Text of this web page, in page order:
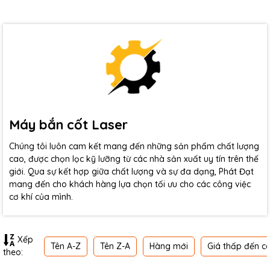
Máy bắn cốt Laser
Chúng tôi luôn cam kết mang đến những sản phẩm chất lượng
cao, được chọn lọc kỹ lưỡng từ các nhà sản xuất uy tín trên thế
giới. Qua sự kết hợp giữa chất lượng và sự đa dạng, Phát Đạt
mang đến cho khách hàng lựa chọn tối ưu cho các công việc
cơ khí của mình.
Xếp
theo:
Tên A-Z Tên Z-A Hàng mới Giá thấp đến